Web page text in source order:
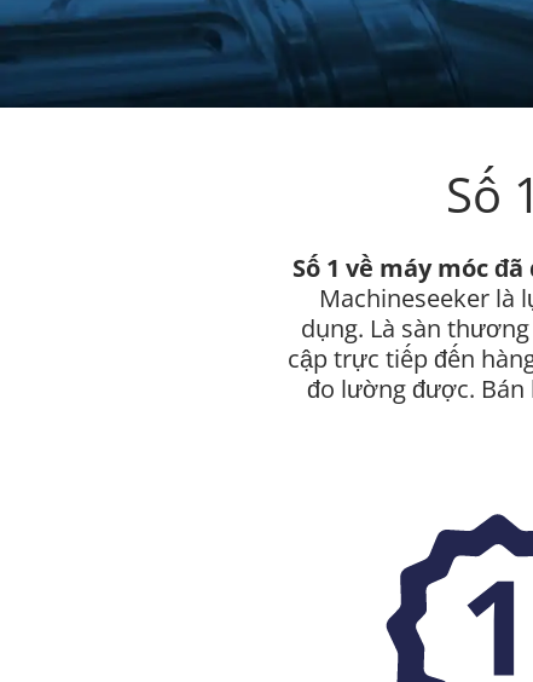
69,00 €
Quảng cáo
/ tháng
64,50 €
Quảng cáo
/ tháng
Số
Số 1 về máy móc
Machineseeker là
dụng. Là sàn
cập trực tiếp đến
đo lường được.